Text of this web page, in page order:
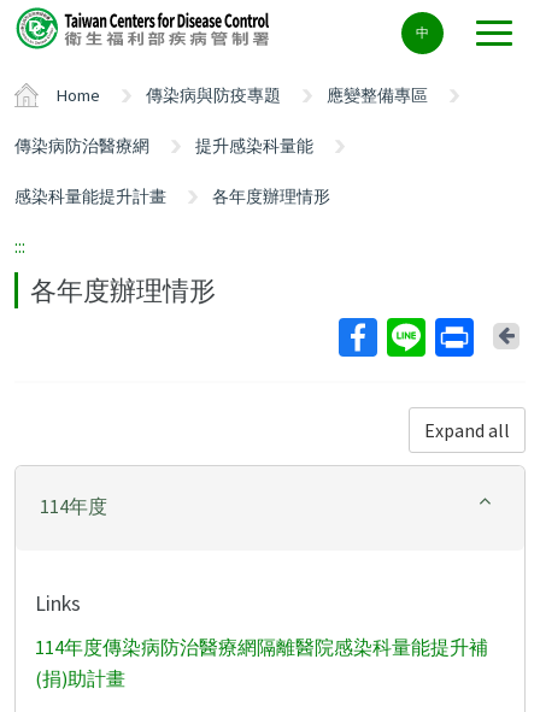
Center
block
中
Home 傳染病與防疫專題 應變整備專區
傳染病防治醫療網 提升感染科量能
感染科量能提升計畫 各年度辦理情形
:::
各年度辦理情形
Expand all
114年度
Links
114年度傳染病防治醫療網隔離醫院感染科量能提升補
(捐)助計畫